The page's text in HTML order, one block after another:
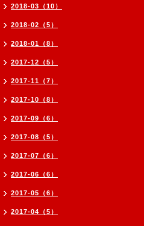
2018-03（10）
2018-02（5）
2018-01（8）
2017-12（5）
2017-11（7）
2017-10（8）
2017-09（6）
2017-08（5）
2017-07（6）
2017-06（6）
2017-05（6）
2017-04（5）